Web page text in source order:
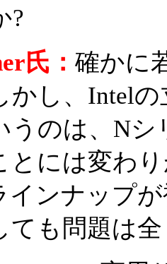
?
氏： 確かに
かし、Intel
うのは、N
とには変わ
インナップ
ても問題は